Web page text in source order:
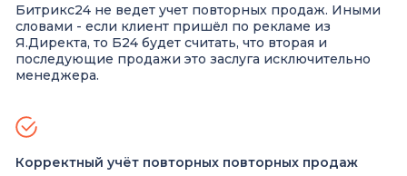
Битрикс24 не ведет учет повторных продаж. Иными
словами - если клиент пришёл по рекламе из
Я.Директа, то Б24 будет считать, что вторая и
последующие продажи это заслуга исключительно
менеджера.
Корректный учёт повторных повторных продаж